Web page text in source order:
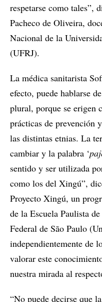
respetarse como tales”,
Pacheco de Oliveira,
Nacional de la
(UFRJ).
La médica sanitarista
efecto, puede hablarse
plural, porque se erigen
prácticas de prevención
las distintas etnias. La
cambiar y la palabra ‘
sentido y ser utilizada
como los del Xingú”,
Proyecto Xingú, un
de la Escuela Paulista
Federal de São Paulo
independientemente de
valorar este
nuestra mirada al
“No puede decirse que